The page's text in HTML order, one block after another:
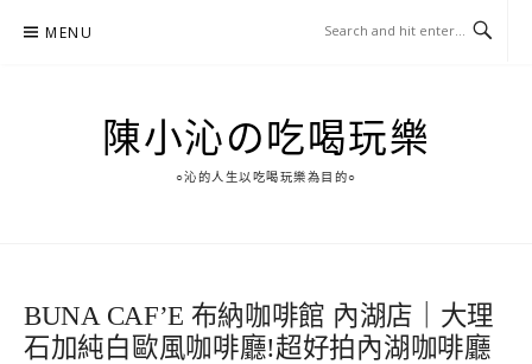
MENU
陳小沁の吃喝玩樂
○沁的人生以吃喝玩樂為目的○
BUNA CAF’E 布納咖啡館 內湖店｜大理
石加純白歐風咖啡廳!超好拍內湖咖啡廳